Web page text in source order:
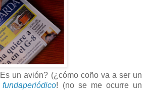
un avión? (¿cómo coño va a ser un
fundaperiódico! (no se me ocurre un